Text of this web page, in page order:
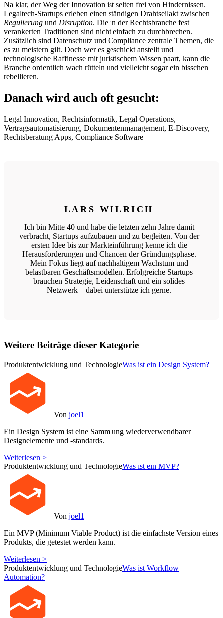
Na klar, der Weg der Innovation ist selten frei von Hindernissen.
Legaltech-Startups erleben einen ständigen Drahtseilakt zwischen
Regulierung und Disruption. Die in der Rechtsbranche fest
verankerten Traditionen sind nicht einfach zu durchbrechen.
Zusätzlich sind Datenschutz und Compliance zentrale Themen, die
es zu meistern gilt. Doch wer es geschickt anstellt und
technologische Raffinesse mit juristischem Wissen paart, kann die
Branche ordentlich wach rütteln und vielleicht sogar ein bisschen
rebellieren.
Danach wird auch oft gesucht:
Legal Innovation, Rechtsinformatik, Legal Operations,
Vertragsautomatisierung, Dokumentenmanagement, E-Discovery,
Rechtsberatung Apps, Compliance Software
LARS WILRICH
Ich bin Mitte 40 und habe die letzten zehn Jahre damit
verbracht, Startups aufzubauen und zu begleiten. Von der
ersten Idee bis zur Markteinführung kenne ich die
Herausforderungen und Chancen der Gründungsphase.
Mein Fokus liegt auf nachhaltigem Wachstum und
belastbaren Geschäftsmodellen. Erfolgreiche Startups
brauchen Strategie, Leidenschaft und ein solides
Netzwerk – dabei unterstütze ich gerne.
Weitere Beiträge dieser Kategorie
Produktentwicklung und TechnologieWas ist ein Design System?
Von joel1
Ein Design System ist eine Sammlung wiederverwendbarer
Designelemente und -standards.
Weiterlesen >
Produktentwicklung und TechnologieWas ist ein MVP?
Von joel1
Ein MVP (Minimum Viable Product) ist die einfachste Version eines
Produkts, die getestet werden kann.
Weiterlesen >
Produktentwicklung und TechnologieWas ist Workflow
Automation?